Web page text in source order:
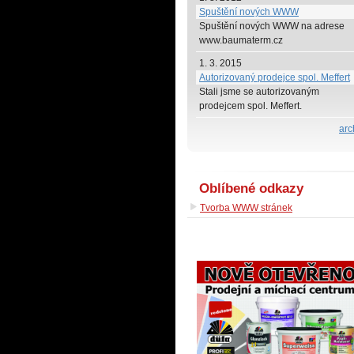
Spuštění nových WWW
Spuštění nových WWW na adrese
www.baumaterm.cz
1. 3. 2015
Autorizovaný prodejce spol. Meffert
Stali jsme se autorizovaným
prodejcem spol. Meffert.
Oblíbené odkazy
Tvorba WWW stránek